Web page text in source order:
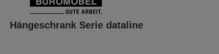
Hängeschrank Serie dataline